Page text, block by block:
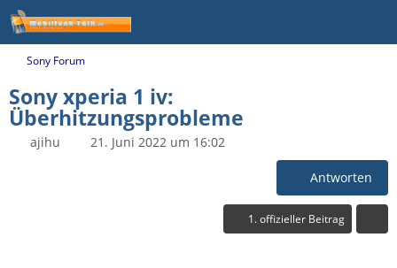
Sony Forum
Sony xperia 1 iv:
Überhitzungsprobleme
ajihu 21. Juni 2022 um 16:02
Antworten
1. offizieller Beitrag